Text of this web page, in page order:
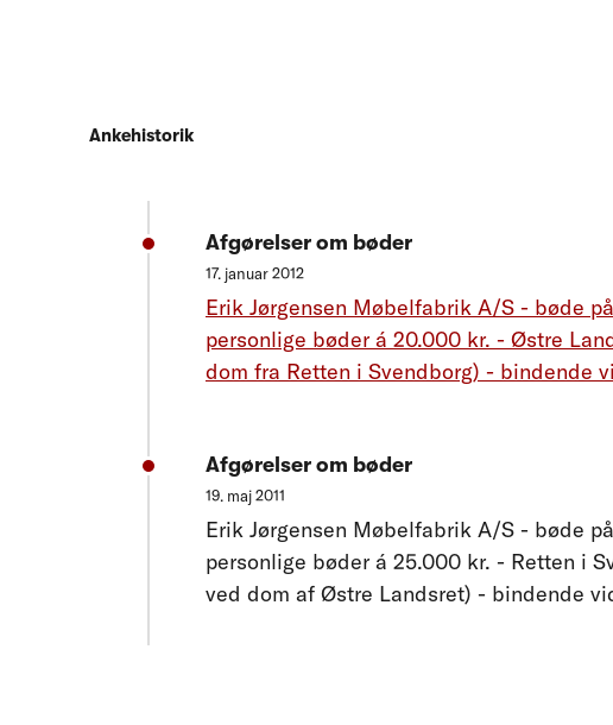
Ankehistorik
Afgørelser om bøder
17. januar 2012
Erik Jørgensen Møbelfabrik A/S - bøde
personlige bøder á 20.000 kr. - Østre
dom fra Retten i Svendborg) - bindende
Afgørelser om bøder
19. maj 2011
Erik Jørgensen Møbelfabrik A/S - bøde
personlige bøder á 25.000 kr. - Retten i
ved dom af Østre Landsret) - bindende